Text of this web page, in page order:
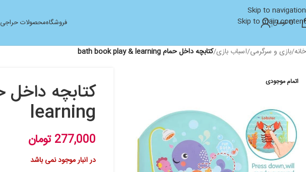
Skip to navigation
Skip to main content
0تومان فروشگاهمحصولات حراجی
خانه/بازی و سرگرمی/اسباب بازی/کتابچه داخل حمام bath book play & learning
اتمام موجودی
learning
277,000تومان
در انبار موجود نمی باشد